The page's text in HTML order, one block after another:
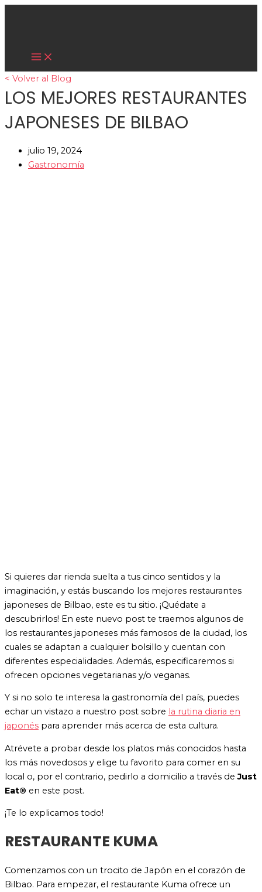
Ir
Main
< Volver al Blog
LOS MEJORES RESTAURANTES
JAPONESES DE BILBAO
julio 19, 2024
Gastronomía
Si quieres dar rienda suelta a tus cinco sentidos y la
imaginación, y estás buscando los mejores restaurantes
japoneses de Bilbao, este es tu sitio. ¡Quédate a
descubrirlos! En este nuevo post te traemos algunos de
los restaurantes japoneses más famosos de la ciudad, los
cuales se adaptan a cualquier bolsillo y cuentan con
diferentes especialidades. Además, especificaremos si
ofrecen opciones vegetarianas y/o veganas.
Y si no solo te interesa la gastronomía del país, puedes
echar un vistazo a nuestro post sobre la rutina diaria en
japonés para aprender más acerca de esta cultura.
Atrévete a probar desde los platos más conocidos hasta
los más novedosos y elige tu favorito para comer en su
local o, por el contrario, pedirlo a domicilio a través deJust
Eat® en este post.
¡Te lo explicamos todo!
RESTAURANTE KUMA
Comenzamos con un trocito de Japón en el corazón de
Bilbao. Para empezar, el restaurante Kuma ofrece un